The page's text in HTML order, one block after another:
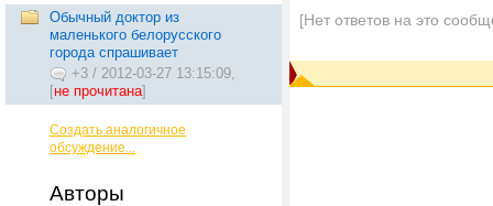
Обычный доктор из
маленького белорусского
города спрашивает
+3 / 2012-03-27 13:15:09,
[не прочитана]
Создать аналогичное
обсуждение...
Авторы
[Нет ответов на это